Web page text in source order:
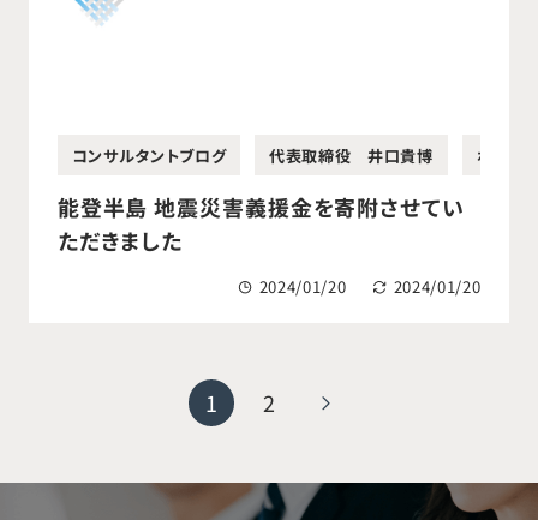
コンサルタントブログ 代表取締役 井口貴博 ボラン
能登半島 地震災害義援金を寄附させてい
ただきました
2024/01/20 2024/01/20
1 2